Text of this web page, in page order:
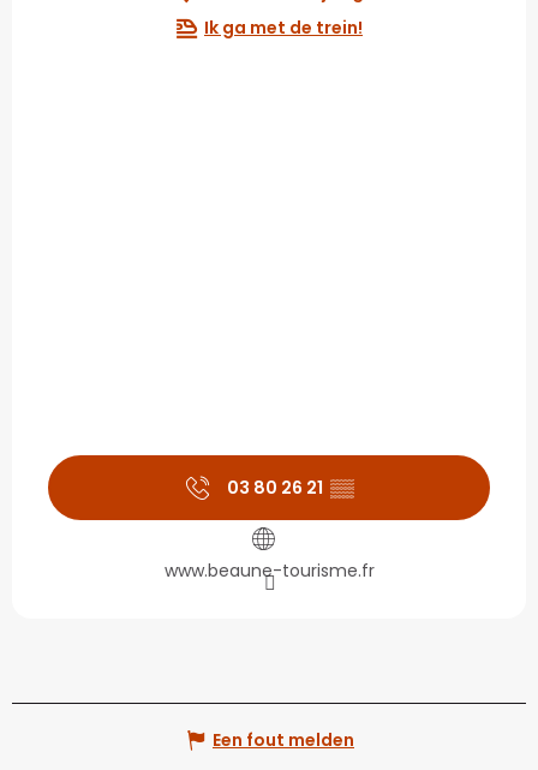
Ik ga met de trein!
03 80 26 21 ▒▒
www.beaune-tourisme.fr
Een fout melden